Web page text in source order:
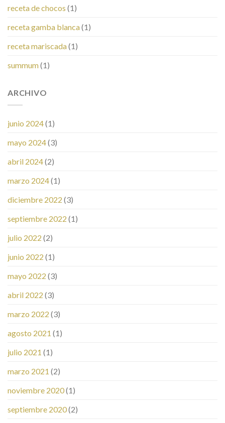
receta de chocos (1)
receta gamba blanca(1)
receta mariscada(1)
summum(1)
ARCHIVO
junio 2024(1)
mayo 2024(3)
abril 2024(2)
marzo 2024(1)
diciembre 2022 (3)
septiembre 2022 (1)
julio 2022 (2)
junio 2022 (1)
mayo 2022 (3)
abril 2022 (3)
marzo 2022 (3)
agosto 2021 (1)
julio 2021 (1)
marzo 2021 (2)
noviembre 2020(1)
septiembre 2020(2)